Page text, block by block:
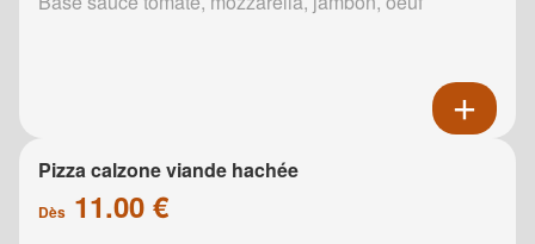
Pizza calzone viande hachée
Dès 11.00 €